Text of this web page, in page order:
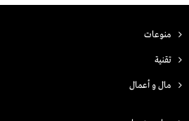
منوعات
تقنية
مال و أعمال